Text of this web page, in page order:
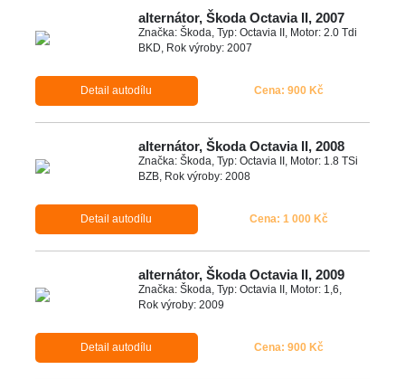
alternátor, Škoda Octavia II, 2007
Značka: Škoda, Typ: Octavia II, Motor: 2.0 Tdi
BKD, Rok výroby: 2007
Detail autodílu Cena: 900 Kč
alternátor, Škoda Octavia II, 2008
Značka: Škoda, Typ: Octavia II, Motor: 1.8 TSi
BZB, Rok výroby: 2008
Detail autodílu Cena: 1 000 Kč
alternátor, Škoda Octavia II, 2009
Značka: Škoda, Typ: Octavia II, Motor: 1,6,
Rok výroby: 2009
Detail autodílu Cena: 900 Kč